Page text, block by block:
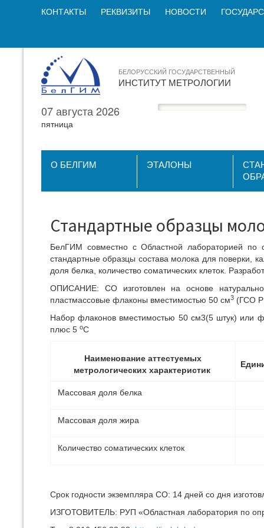
КОНТАКТЫ РЕКВИЗИТЫ НОВОСТИ
БЕЛОРУССКИЙ ГОСУДАРСТВЕННЫЙ
ИНСТИТУТ МЕТРОЛОГИИ
07 августа 2026
пятница
О БЕЛГИМ ЭТАЛОНЫ
Стандартные образцы
БелГИМ совместно с Областной лабораторией по
стандартные образцы состава молока для поверки,
доля белка, количество соматических клеток.
ОПИСАНИЕ: СО изготовлен на основе
пластмассовые флаконы вместимостью 50 см3 (ГСО
Набор флаконов вместимостью 50 см3(5 штук) или
плюс 5 оС
Наименование аттестуемых
метрологических характеристик
Массовая доля белка
Массовая доля жира
Количество соматических клеток
Срок годности экземпляра СО: 14 дней со дня
ИЗГОТОВИТЕЛЬ: РУП «Областная лаборатория по